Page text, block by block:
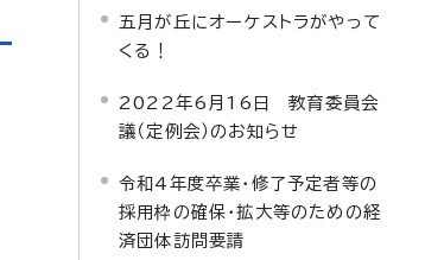
五月が丘にオーケストラがやって
くる！
2022年6月16日 教育委員会
議（定例会）のお知らせ
令和4年度卒業・修了予定者等の
採用枠の確保・拡大等のための経
済団体訪問要請